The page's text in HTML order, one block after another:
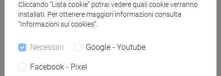
segui il feed
Cliccando “Lista cookie” potrai vedere quali cookie verranno
installati. Per ottenere maggiori informazioni consulta
“Informazioni sui cookies”.
Necessari Google - Youtube
Facebook - Pixel